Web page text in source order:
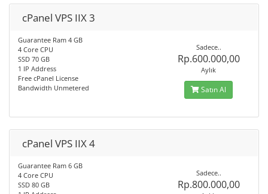
cPanel VPS IIX 3
Guarantee Ram 4 GB
4 Core CPU
SSD 70 GB
1 IP Address
Free cPanel License
Bandwidth Unmetered
Sadece..
Rp.600.000,00
Aylık
Satın Al
cPanel VPS IIX 4
Guarantee Ram 6 GB
4 Core CPU
SSD 80 GB
Sadece..
Rp.800.000,00